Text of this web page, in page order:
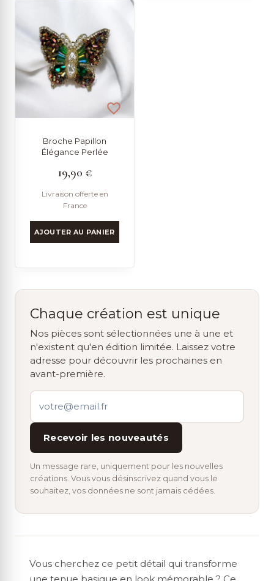
Broche Papillon
Élégance Perlée
19,90 €
Livraison offerte en
France
AJOUTER AU PANIER
Chaque création est unique
Nos pièces sont sélectionnées une à une et
n'existent qu'en édition limitée. Laissez votre
adresse pour découvrir les prochaines en
avant-première.
Recevoir les nouveautés
Un message rare, uniquement pour les nouvelles
créations. Vous vous désinscrivez quand vous le
souhaitez, vos données ne sont jamais cédées.
Vous cherchez ce petit détail qui transforme